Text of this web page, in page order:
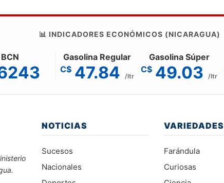
📊 INDICADORES ECONÓMICOS (NICARAGUA)
Gasolina Regular
C$ 47.84 /ltr
Gasolina Súper
C$ 49.03 /ltr
NOTICIAS
Sucesos
Nacionales
VARIEDADES
Farándula
Curiosas